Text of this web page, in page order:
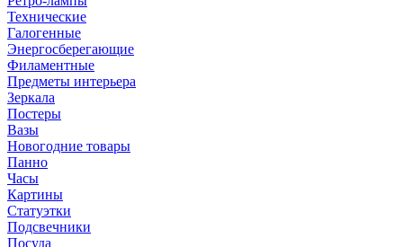
Технические
Галогенные
Энергосберегающие
Филаментные
Предметы интерьера
Зеркала
Постеры
Вазы
Новогодние товары
Панно
Часы
Картины
Статуэтки
Подсвечники
Посуда